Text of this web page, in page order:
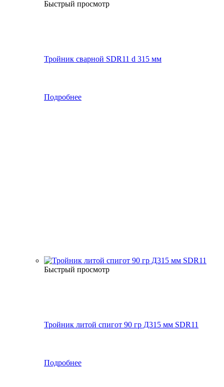
Быстрый просмотр
Тройник сварной SDR11 d 315 мм
Подробнее
Быстрый просмотр
Тройник литой спигот 90 гр Д315 мм SDR11
Подробнее